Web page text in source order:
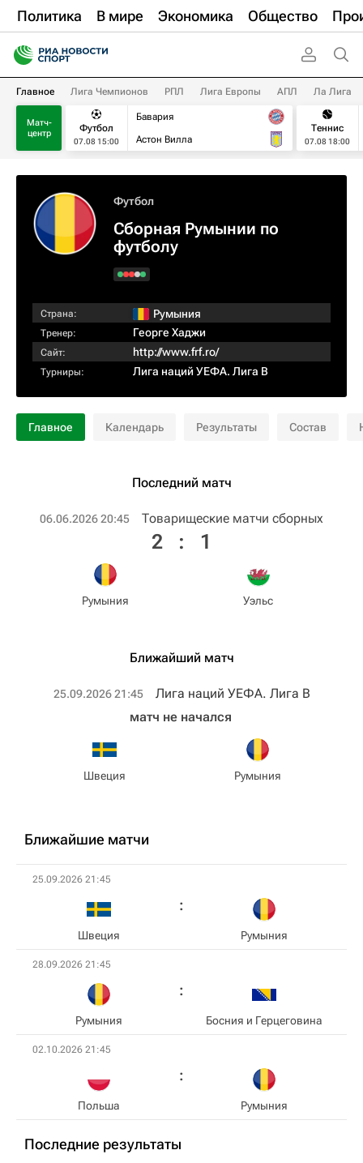
Политика В мире Экономика Общество
Главное Лига Чемпионов РПЛ Лига Европы АПЛ Ла Лига
Матч-
центр
Футбол
07.08 15:00
Бавария
Астон Вилла
Теннис
07.08 18:00
Футбол
Сборная Румынии по
футболу
Страна: Румыния
Тренер: Георге Хаджи
Сайт: http://www.frf.ro/
Турниры: Лига наций УЕФА. Лига B
Главное Календарь Результаты Состав
Последний матч
06.06.2026 20:45 Товарищеские матчи сборных
Румыния
2 : 1
Уэльс
Ближайший матч
25.09.2026 21:45 Лига наций УЕФА. Лига B
Швеция
матч не начался
Румыния
Ближайшие матчи
25.09.2026 21:45
Швеция Румыния
28.09.2026 21:45
Румыния Босния и Герцеговина
02.10.2026 21:45
Польша Румыния
Последние результаты